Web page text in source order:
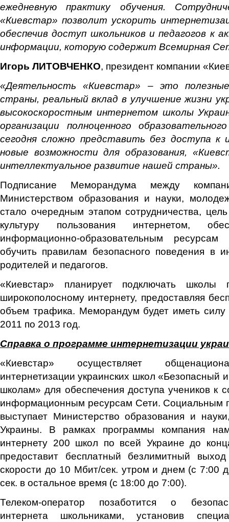
ежедневную практику обучения.
«Киевстар» позволит ускорить
обеспечив доступ школьников и педагогов к
информации, которую содержит Всемирная
Игорь ЛИТОВЧЕНКО, президент компании
«Деятельность «Киевстар» – это
страны, реальный вклад в улучшение жизни
высокоскоростным интернетом школы
организации полноценного
сегодня сложно представить без доступа к
новые возможности для образования,
интеллектуальное развитие нашей страны».
Подписание Меморандума между
Министерством образования и науки,
стало очередным этапом сотрудничества,
культуру пользования интернетом,
информационно-образовательным
обучить правилам безопасного поведения в
родителей и педагогов.
«Киевстар» планирует подключать
широкополосному интернету, предоставляя
объем трафика. Меморандум будет иметь силу
2011 по 2013 год.
Справка о программе интернетизации
«Киевстар» осуществляет
интернетизации украинских школ «Безопасный
школам» для обеспечения доступа учеников к
информационным ресурсам Сети. Социальным
выступает Министерство образования и
Украины. В рамках программы компания
интернету 200 школ по всей Украине до
предоставит бесплатный безлимитный
скорости до 10 Мбит/сек. утром и днем (с 7:00
сек. в остальное время (с 18:00 до 7:00).
Телеком-оператор позаботится о
интернета школьниками, установив